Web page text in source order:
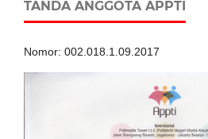
TANDA ANGGOTA APPTI
Nomor: 002.018.1.09.2017